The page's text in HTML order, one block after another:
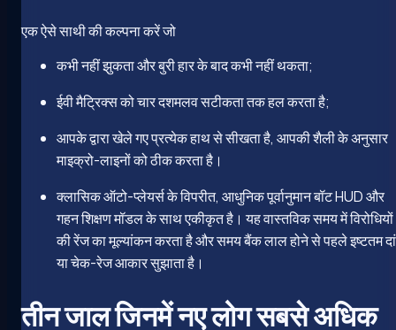
एक ऐसे साथी की कल्पना करें जो
कभी नहीं झुकता और बुरी हार के बाद कभी नहीं थकता;
ईवी मैट्रिक्स को चार दशमलव सटीकता तक हल करता है;
आपके द्वारा खेले गए प्रत्येक हाथ से सीखता है, आपकी शैली के अनुसार
माइक्रो-लाइनों को ठीक करता है।
क्लासिक ऑटो-प्लेयर्स के विपरीत, आधुनिक पूर्वानुमान बॉट HUD और
गहन शिक्षण मॉडल के साथ एकीकृत है। यह वास्तविक समय में विरोधियों
की रेंज का मूल्यांकन करता है और समय बैंक लाल होने से पहले इष्टतम
या चेक-रेज आकार सुझाता है।
तीन जाल जिनमें नए लोग सबसे अधिक